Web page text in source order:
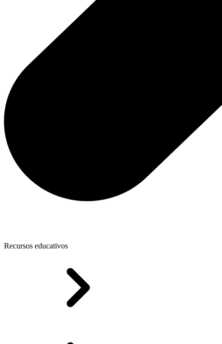
Recursos educativos